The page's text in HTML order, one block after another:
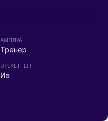
АМПЛУА
Тренер
ӘРЕКЕТТЕГІ
Иә